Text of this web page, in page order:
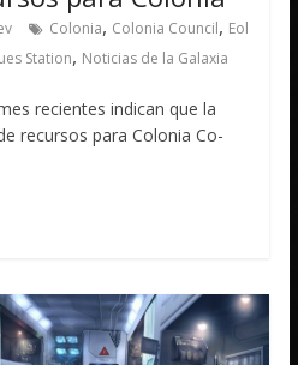
Colonia, Colonia Council, Eol
Station, Noticias de la Galaxia
recientes indican que la
recursos para Colonia Co-